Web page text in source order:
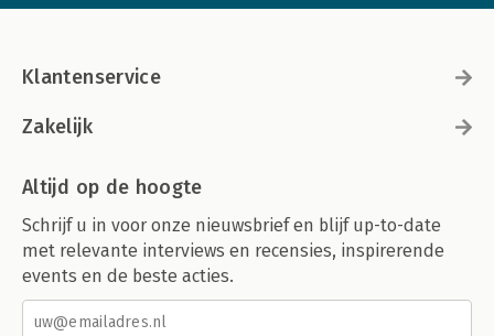
Klantenservice
Zakelijk
Altijd op de hoogte
Schrijf u in voor onze nieuwsbrief en blijf up-to-date
met relevante interviews en recensies, inspirerende
events en de beste acties.